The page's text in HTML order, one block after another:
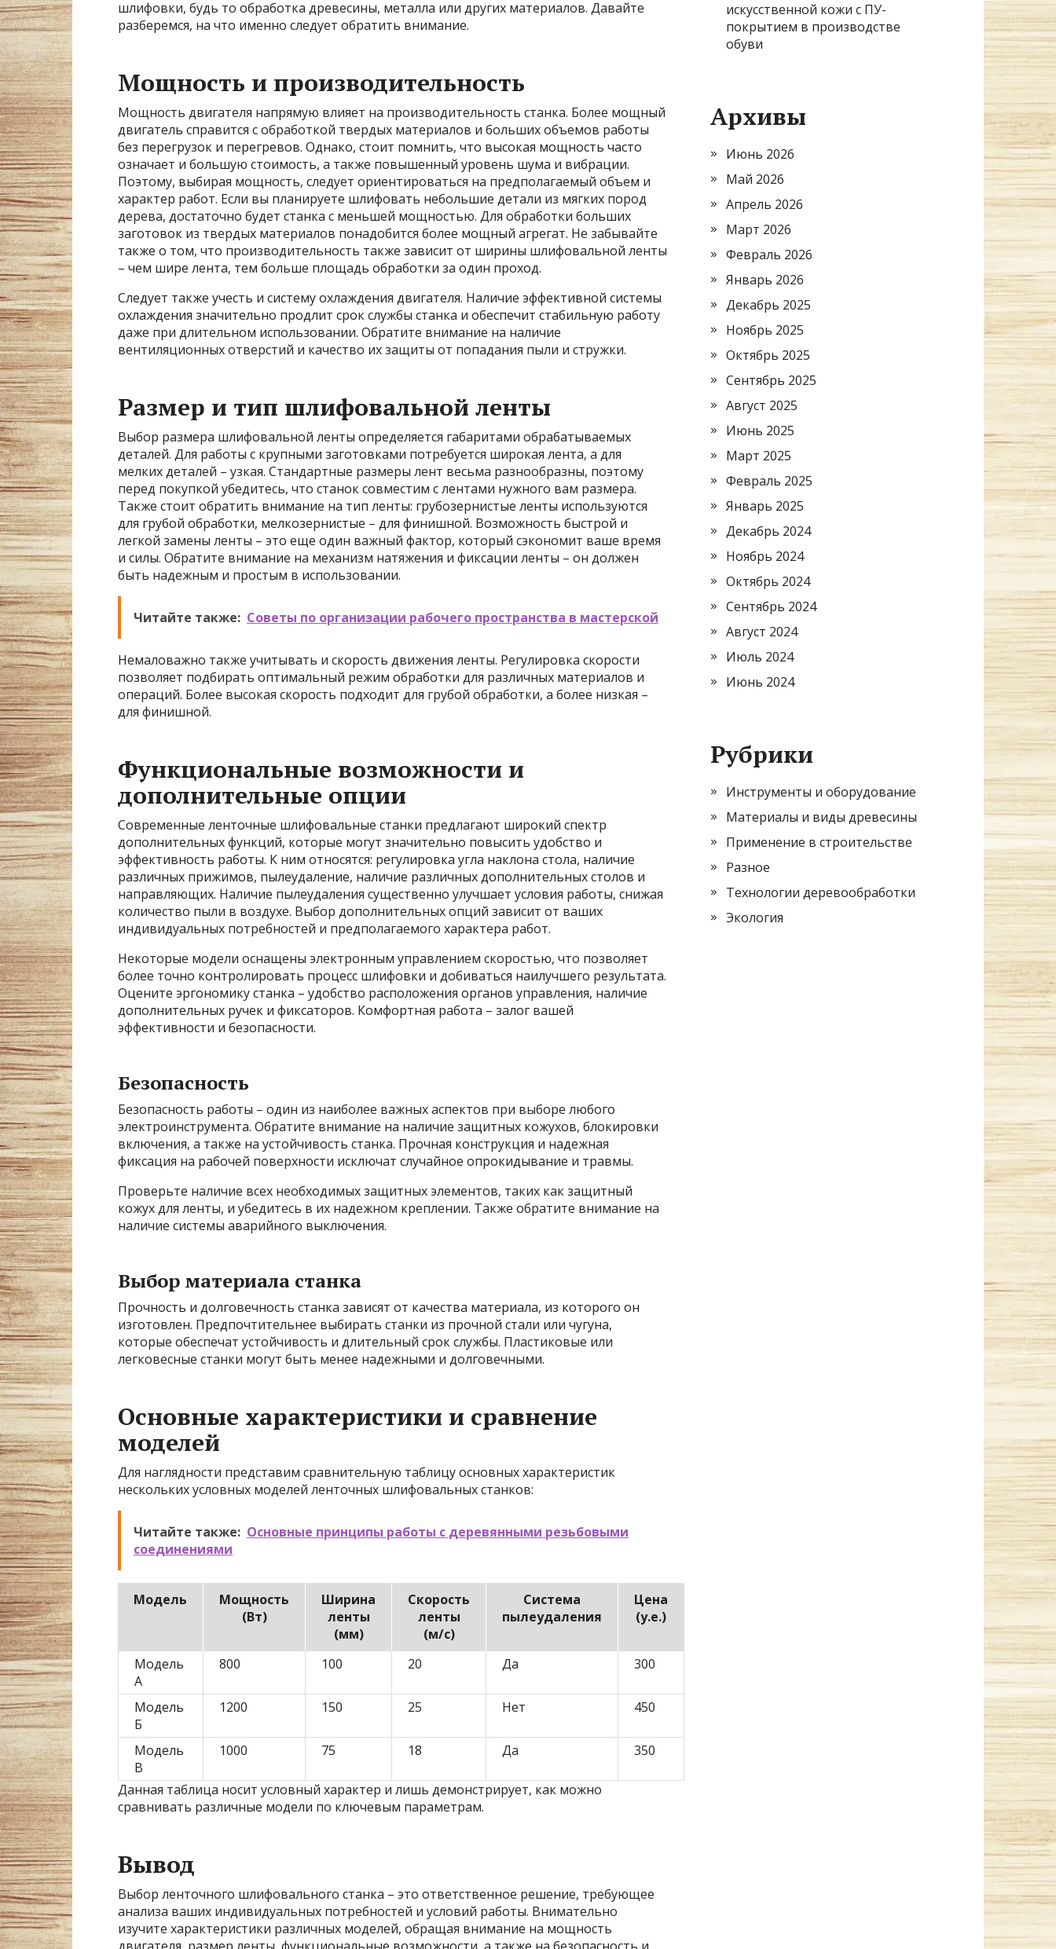
шлифовки, будь то обработка древесины, металла или других материалов. Давайте
разберемся, на что именно следует обратить внимание.
Мощность и производительность
Мощность двигателя напрямую влияет на производительность станка. Более мощный
двигатель справится с обработкой твердых материалов и больших объемов работы
без перегрузок и перегревов. Однако, стоит помнить, что высокая мощность часто
означает и большую стоимость, а также повышенный уровень шума и вибрации.
Поэтому, выбирая мощность, следует ориентироваться на предполагаемый объем и
характер работ. Если вы планируете шлифовать небольшие детали из мягких пород
дерева, достаточно будет станка с меньшей мощностью. Для обработки больших
заготовок из твердых материалов понадобится более мощный агрегат. Не забывайте
также о том, что производительность также зависит от ширины шлифовальной ленты
– чем шире лента, тем больше площадь обработки за один проход.
Следует также учесть и систему охлаждения двигателя. Наличие эффективной системы
охлаждения значительно продлит срок службы станка и обеспечит стабильную работу
даже при длительном использовании. Обратите внимание на наличие
вентиляционных отверстий и качество их защиты от попадания пыли и стружки.
Размер и тип шлифовальной ленты
Выбор размера шлифовальной ленты определяется габаритами обрабатываемых
деталей. Для работы с крупными заготовками потребуется широкая лента, а для
мелких деталей – узкая. Стандартные размеры лент весьма разнообразны, поэтому
перед покупкой убедитесь, что станок совместим с лентами нужного вам размера.
Также стоит обратить внимание на тип ленты: грубозернистые ленты используются
для грубой обработки, мелкозернистые – для финишной. Возможность быстрой и
легкой замены ленты – это еще один важный фактор, который сэкономит ваше время
и силы. Обратите внимание на механизм натяжения и фиксации ленты – он должен
быть надежным и простым в использовании.
Читайте также: Советы по организации рабочего пространства в мастерской
Немаловажно также учитывать и скорость движения ленты. Регулировка скорости
позволяет подбирать оптимальный режим обработки для различных материалов и
операций. Более высокая скорость подходит для грубой обработки, а более низкая –
для финишной.
Функциональные возможности и
дополнительные опции
Современные ленточные шлифовальные станки предлагают широкий спектр
дополнительных функций, которые могут значительно повысить удобство и
эффективность работы. К ним относятся: регулировка угла наклона стола, наличие
различных прижимов, пылеудаление, наличие различных дополнительных столов и
направляющих. Наличие пылеудаления существенно улучшает условия работы, снижая
количество пыли в воздухе. Выбор дополнительных опций зависит от ваших
индивидуальных потребностей и предполагаемого характера работ.
Некоторые модели оснащены электронным управлением скоростью, что позволяет
более точно контролировать процесс шлифовки и добиваться наилучшего результата.
Оцените эргономику станка – удобство расположения органов управления, наличие
дополнительных ручек и фиксаторов. Комфортная работа – залог вашей
эффективности и безопасности.
Безопасность
Безопасность работы – один из наиболее важных аспектов при выборе любого
электроинструмента. Обратите внимание на наличие защитных кожухов, блокировки
включения, а также на устойчивость станка. Прочная конструкция и надежная
фиксация на рабочей поверхности исключат случайное опрокидывание и травмы.
Проверьте наличие всех необходимых защитных элементов, таких как защитный
кожух для ленты, и убедитесь в их надежном креплении. Также обратите внимание на
наличие системы аварийного выключения.
Выбор материала станка
Прочность и долговечность станка зависят от качества материала, из которого он
изготовлен. Предпочтительнее выбирать станки из прочной стали или чугуна,
которые обеспечат устойчивость и длительный срок службы. Пластиковые или
легковесные станки могут быть менее надежными и долговечными.
Основные характеристики и сравнение
моделей
Для наглядности представим сравнительную таблицу основных характеристик
нескольких условных моделей ленточных шлифовальных станков:
Читайте также: Основные принципы работы с деревянными резьбовыми
соединениями
Модель
Мощность
(Вт)
Ширина
ленты
(мм)
Скорость
ленты
(м/с)
Система
пылеудаления
Цена
(у.е.)
Модель
А
800 100 20 Да 300
Модель
Б
1200 150 25 Нет 450
Модель
В
1000 75 18 Да 350
Данная таблица носит условный характер и лишь демонстрирует, как можно
сравнивать различные модели по ключевым параметрам.
Вывод
Выбор ленточного шлифовального станка – это ответственное решение, требующее
анализа ваших индивидуальных потребностей и условий работы. Внимательно
изучите характеристики различных моделей, обращая внимание на мощность
искусственной кожи с ПУ-
покрытием в производстве
обуви
Архивы
Июнь 2026
Май 2026
Апрель 2026
Март 2026
Февраль 2026
Январь 2026
Декабрь 2025
Ноябрь 2025
Октябрь 2025
Сентябрь 2025
Август 2025
Июнь 2025
Март 2025
Февраль 2025
Январь 2025
Декабрь 2024
Ноябрь 2024
Октябрь 2024
Сентябрь 2024
Август 2024
Июль 2024
Июнь 2024
Рубрики
Инструменты и оборудование
Материалы и виды древесины
Применение в строительстве
Разное
Технологии деревообработки
Экология